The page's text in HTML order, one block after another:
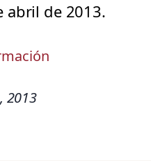
abril de 2013.
2013